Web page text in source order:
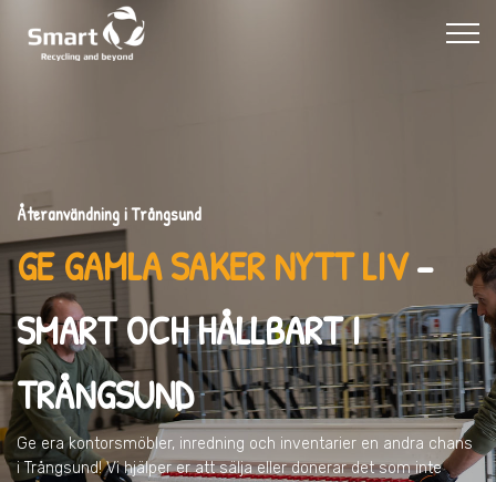
Återanvändning i Trångsund
GE GAMLA SAKER NYTT LIV–
SMART OCH HÅLLBART I
TRÅNGSUND
Ge era kontorsmöbler, inredning och inventarier en andra chans
i Trångsund! Vi hjälper er att sälja eller donerar det som inte